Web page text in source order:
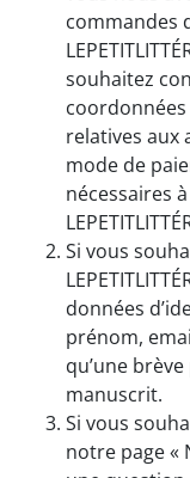
commandes
souhaitez
relatives aux
mode de
nécessaires
Si vous
données
prénom,
qu’une
manuscrit.
Si vous
notre page «